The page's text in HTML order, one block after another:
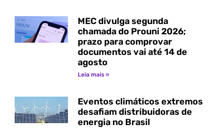
MEC divulga segunda
chamada do Prouni 2026;
prazo para comprovar
documentos vai até 14 de
agosto
Leia mais »
Eventos climáticos extremos
desafiam distribuidoras de
energia no Brasil